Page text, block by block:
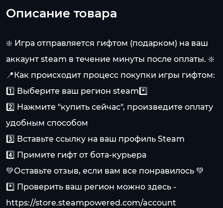
Описание товара
❇️ Игра отправляется гифтом (подарком) на ваш
аккаунт steam в течение минуты после оплаты. ❇️
📍Как происходит процесс покупки игры гифтом:
1️⃣ Выберите ваш регион steam*️⃣
2️⃣ Нажмите "купить сейчас", произведите оплату
удобным способом
3️⃣ Вставьте ссылку на ваш профиль Steam
4️⃣ Примите гифт от бота-курьера
💚Оставьте отзыв, если вам все понравилось 💚
*️⃣ Проверить ваш регион можно здесь -
https://store.steampowered.com/account